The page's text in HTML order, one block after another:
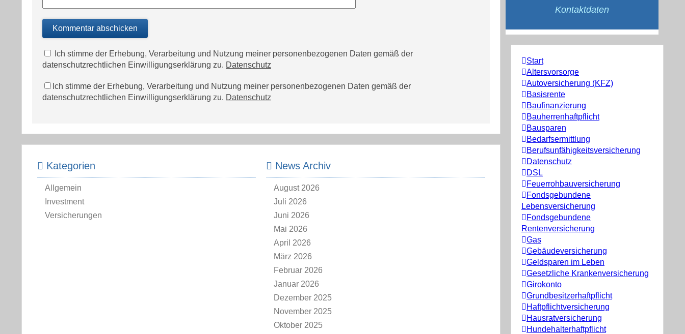
Kontaktdaten
Start
Altersvorsorge
Autoversicherung (KFZ)
Basisrente
Baufinanzierung
Bauherrenhaftpflicht
Bausparen
Bedarfsermittlung
Berufs­unfähigkeitsversicherung
Datenschutz
DSL
Feuerrohbauversicherung
Fondsgebundene
Lebensversicherung
Fondsgebundene
Rentenversicherung
Gas
Gebäudeversicherung
Geldsparen im Leben
Gesetzliche Krankenversicherung
Girokonto
Grundbesitzerhaftpflicht
Haftpflichtversicherung
Hausratversicherung
Hundehalterhaftpflicht
Ich stimme der Erhebung, Verarbeitung und Nutzung meiner personenbezogenen Daten gemäß der
datenschutzrechtlichen Einwilligungserklärung zu. Datenschutz
Ich stimme der Erhebung, Verarbeitung und Nutzung meiner personenbezogenen Daten gemäß der
datenschutzrechtlichen Einwilligungserklärung zu. Datenschutz
Kategorien
Allgemein
Investment
Versicherungen
News Archiv
August 2026
Juli 2026
Juni 2026
Mai 2026
April 2026
März 2026
Februar 2026
Januar 2026
Dezember 2025
November 2025
Oktober 2025